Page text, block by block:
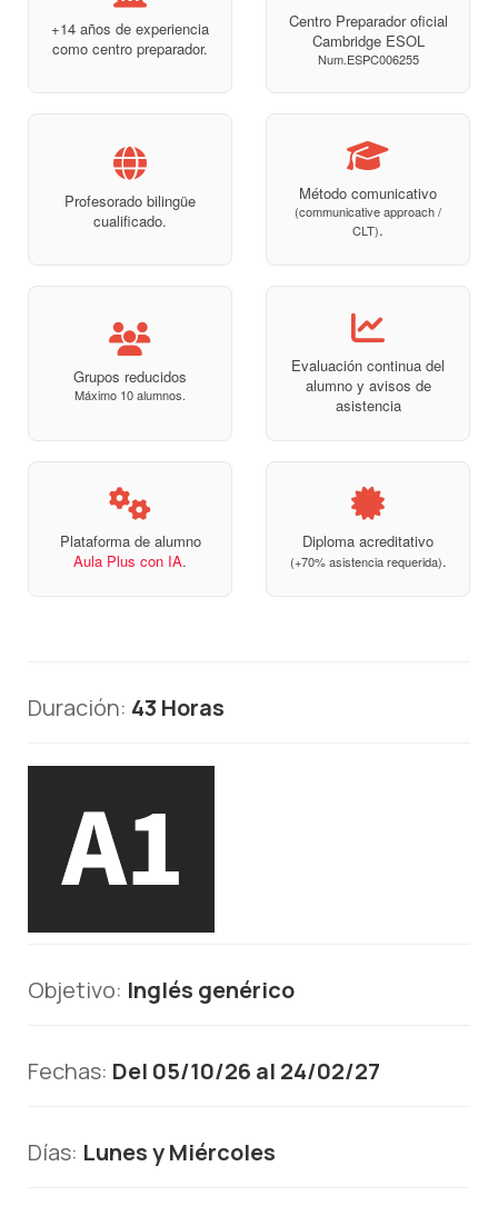
+14 años de experiencia
como centro preparador.
Centro Preparador oficial
Cambridge ESOL
Num.ESPC006255
Profesorado bilingüe
cualificado.
Método comunicativo
(communicative approach /
CLT).
Grupos reducidos
Máximo 10 alumnos.
Evaluación continua del
alumno y avisos de
asistencia
Plataforma de alumno
Aula Plus con IA.
Diploma acreditativo
(+70% asistencia requerida).
Duración: 43 Horas
Objetivo: Inglés genérico
Fechas: Del 05/10/26 al 24/02/27
Días: Lunes y Miércoles